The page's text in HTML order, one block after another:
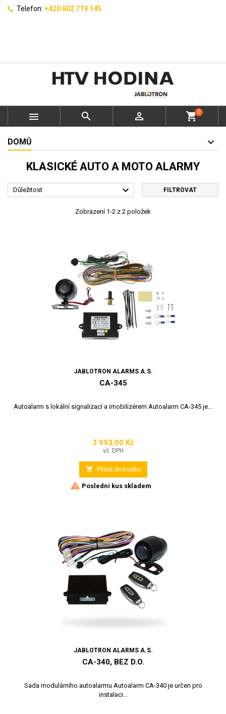
Telefon: +420 602 719 145
   shopping_cart0
DOMŮ
KLASICKÉ AUTO A MOTO ALARMY
Důležitost  FILTROVAT
Zobrazení 1-2 z 2 položek
JABLOTRON ALARMS A.S.
CA-345
Autoalarm s lokální signalizací a imobilizérem Autoalarm CA-345 je...
Cena
3 993,00 Kč
vč. DPH
 Přidat do košíku
 Poslední kus skladem
JABLOTRON ALARMS A.S.
CA-340, BEZ D.O.
Sada modulárního autoalarmu Autoalarm CA-340 je určen pro
instalaci...